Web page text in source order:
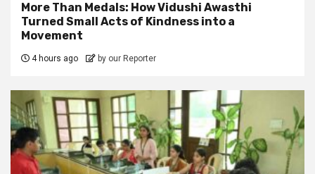
More Than Medals: How Vidushi Awasthi
Turned Small Acts of Kindness into a
Movement
4 hours ago by our Reporter